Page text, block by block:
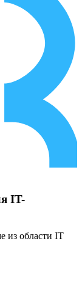
IT-
из области IT